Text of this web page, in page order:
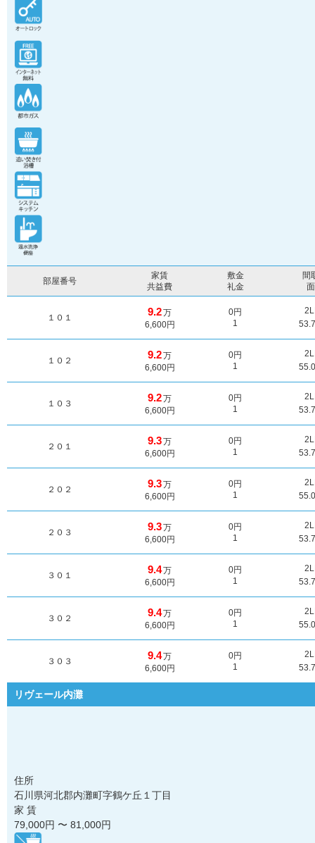
部屋番号
家賃
共益費
敷金
礼金
間
１０１ 9.2万
6,600円
0円
1
１０２ 9.2万
6,600円
0円
1
１０３ 9.2万
6,600円
0円
1
２０１ 9.3万
6,600円
0円
1
２０２ 9.3万
6,600円
0円
1
２０３ 9.3万
6,600円
0円
1
３０１ 9.4万
6,600円
0円
1
３０２ 9.4万
6,600円
0円
1
３０３ 9.4万
6,600円
0円
1
リヴェール内灘
住所
石川県河北郡内灘町字鶴ケ丘１丁目
家 賃
79,000円 〜 81,000円